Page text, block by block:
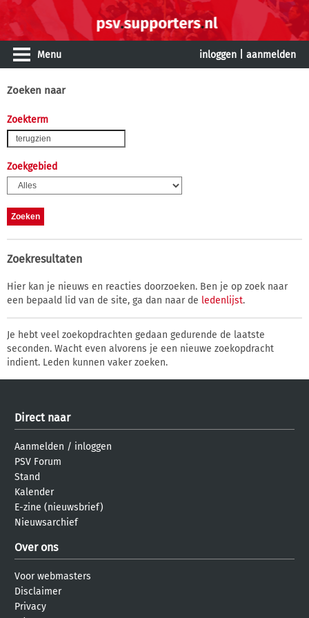
Menu inloggen aanmelden
Zoeken naar
Zoekterm
Zoekgebied
Zoekresultaten
Hier kan je nieuws en reacties doorzoeken. Ben je op zoek naar
een bepaald lid van de site, ga dan naar de ledenlijst.
Je hebt veel zoekopdrachten gedaan gedurende de laatste
seconden. Wacht even alvorens je een nieuwe zoekopdracht
indient. Leden kunnen vaker zoeken.
Direct naar
Aanmelden / inloggen
PSV Forum
Stand
Kalender
E-zine (nieuwsbrief)
Nieuwsarchief
Over ons
Voor webmasters
Disclaimer
Privacy